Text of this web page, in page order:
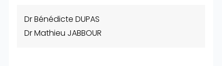
Dr Bénédicte DUPAS
Dr Mathieu JABBOUR